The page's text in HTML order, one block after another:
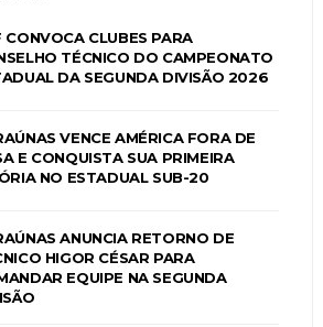
CONVOCA CLUBES PARA
TÉCNICO DO CAMPEONATO
DA SEGUNDA DIVISÃO 2026
VENCE AMÉRICA FORA DE
E CONQUISTA SUA PRIMEIRA
NO ESTADUAL SUB-20
ANUNCIA RETORNO DE
HIGOR CÉSAR PARA
EQUIPE NA SEGUNDA